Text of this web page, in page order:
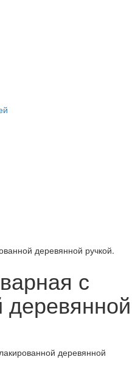
деревянной ручкой.
с
деревянной